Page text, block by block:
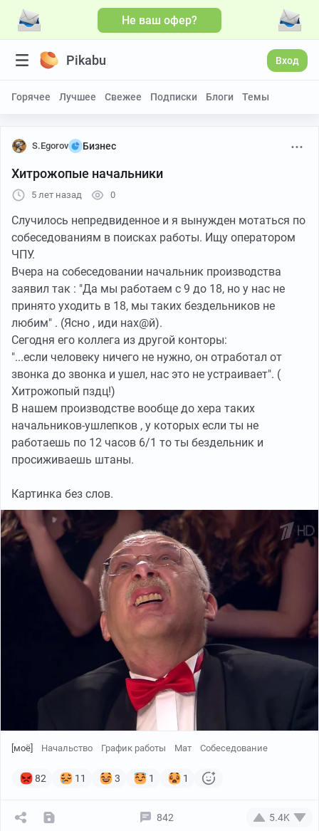
Не ваш офер?
Pikabu Вход
Горячее Лучшее Свежее Подписки Блоги Темы
S.Egorov Бизнес
Хитрожопые начальники
5 лет назад 0
Случилось непредвиденное и я вынужден мотаться по
собеседованиям в поисках работы. Ищу оператором
ЧПУ.
Вчера на собеседовании начальник производства
заявил так : "Да мы работаем с 9 до 18, но у нас не
принято уходить в 18, мы таких бездельников не
любим" . (Ясно , иди нах@й).
Сегодня его коллега из другой конторы:
"...если человеку ничего не нужно, он отработал от
звонка до звонка и ушел, нас это не устраивает". (
Хитрожопый пздц!)
В нашем производстве вообще до хера таких
начальников-ушлепков , у которых если ты не
работаешь по 12 часов 6/1 то ты бездельник и
просиживаешь штаны.
Картинка без слов.
[моё] Начальство График работы Мат Собеседование
82 11 3 1 1
842 5.4K